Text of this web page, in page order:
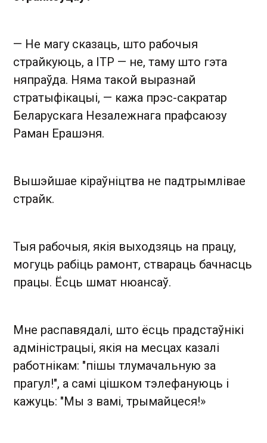
— Не магу сказаць, што рабочыя
страйкуюць, а ІТР — не, таму што гэта
няпраўда. Няма такой выразнай
стратыфікацыі, — кажа прэс-сакратар
Беларускага Незалежнага прафсаюзу
Раман Ерашэня.
Вышэйшае кіраўніцтва не падтрымлівае
страйк.
Тыя рабочыя, якія выходзяць на працу,
могуць рабіць рамонт, ствараць бачнасць
працы. Ёсць шмат нюансаў.
Мне распавядалі, што ёсць прадстаўнікі
адміністрацыі, якія на месцах казалі
работнікам: "пішы тлумачальную за
прагул!", а самі цішком тэлефануюць і
кажуць: "Мы з вамі, трымайцеся!»